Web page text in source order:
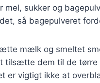
sukker og
så bagepulveret
mælk og smeltet
tilsætte dem til de tørre
er vigtigt ikke at